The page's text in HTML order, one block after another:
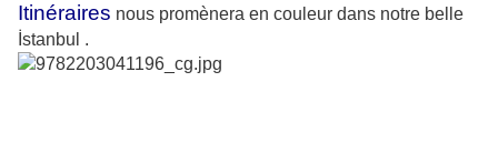
Itinéraires nous promènera en couleur dans notre belle
İstanbul .